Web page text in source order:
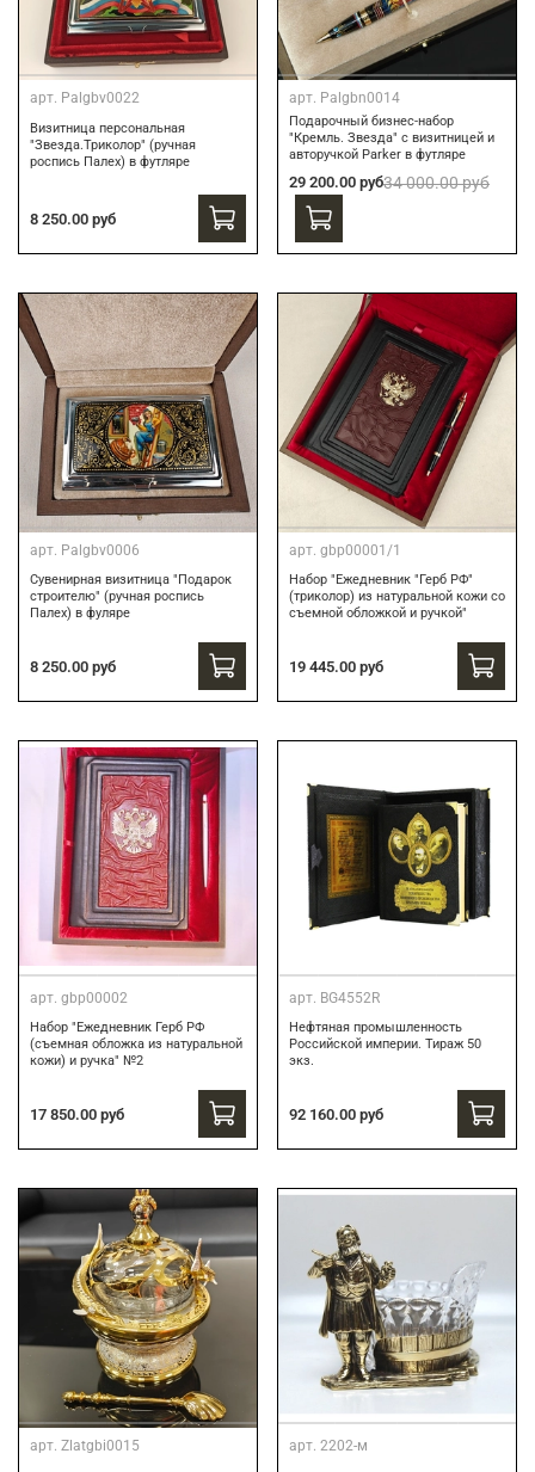
арт. Palgbv0022
Визитница персональная
"Звезда.Триколор" (ручная
роспись Палех) в футляре
8 250.00 руб
арт. Palgbn0014
Подарочный бизнес-набор
"Кремль. Звезда" с визитницей и
авторучкой Parker в футляре
29 200.00 руб34 000.00 руб
арт. Palgbv0006
Сувенирная визитница "Подарок
строителю" (ручная роспись
Палех) в фуляре
8 250.00 руб
арт. gbp00001/1
Набор "Ежедневник "Герб РФ"
(триколор) из натуральной кожи со
съемной обложкой и ручкой"
19 445.00 руб
арт. gbp00002
Набор "Ежедневник Герб РФ
(съемная обложка из натуральной
кожи) и ручка" №2
17 850.00 руб
арт. BG4552R
Нефтяная промышленность
Российской империи. Тираж 50
экз.
92 160.00 руб
арт. Zlatgbi0015 арт. 2202-м